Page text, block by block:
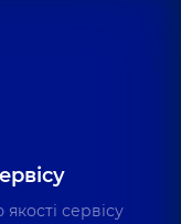
сервісу